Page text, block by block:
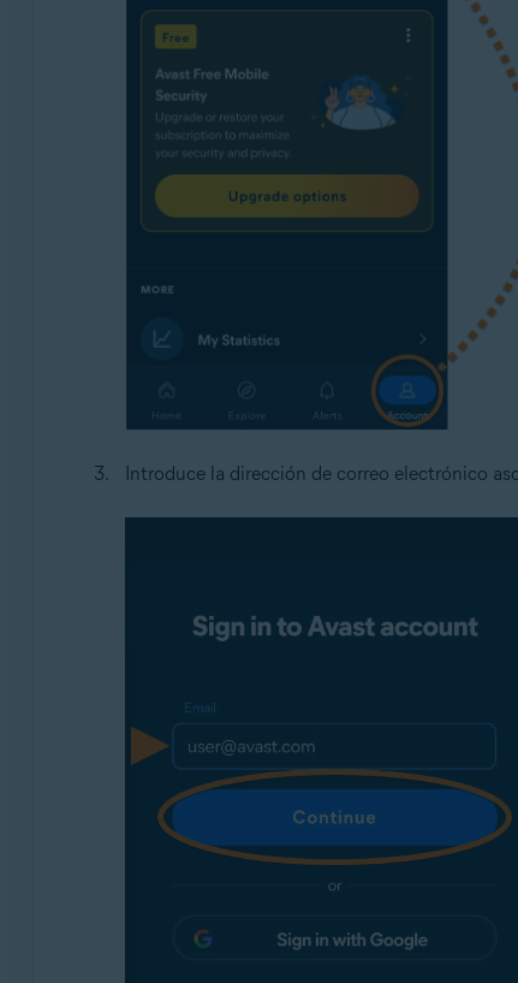
Introduce la dirección de correo electrónico